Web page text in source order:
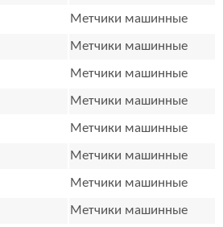
Метчики машинные
Метчики машинные
Метчики машинные
Метчики машинные
Метчики машинные
Метчики машинные
Метчики машинные
Метчики машинные